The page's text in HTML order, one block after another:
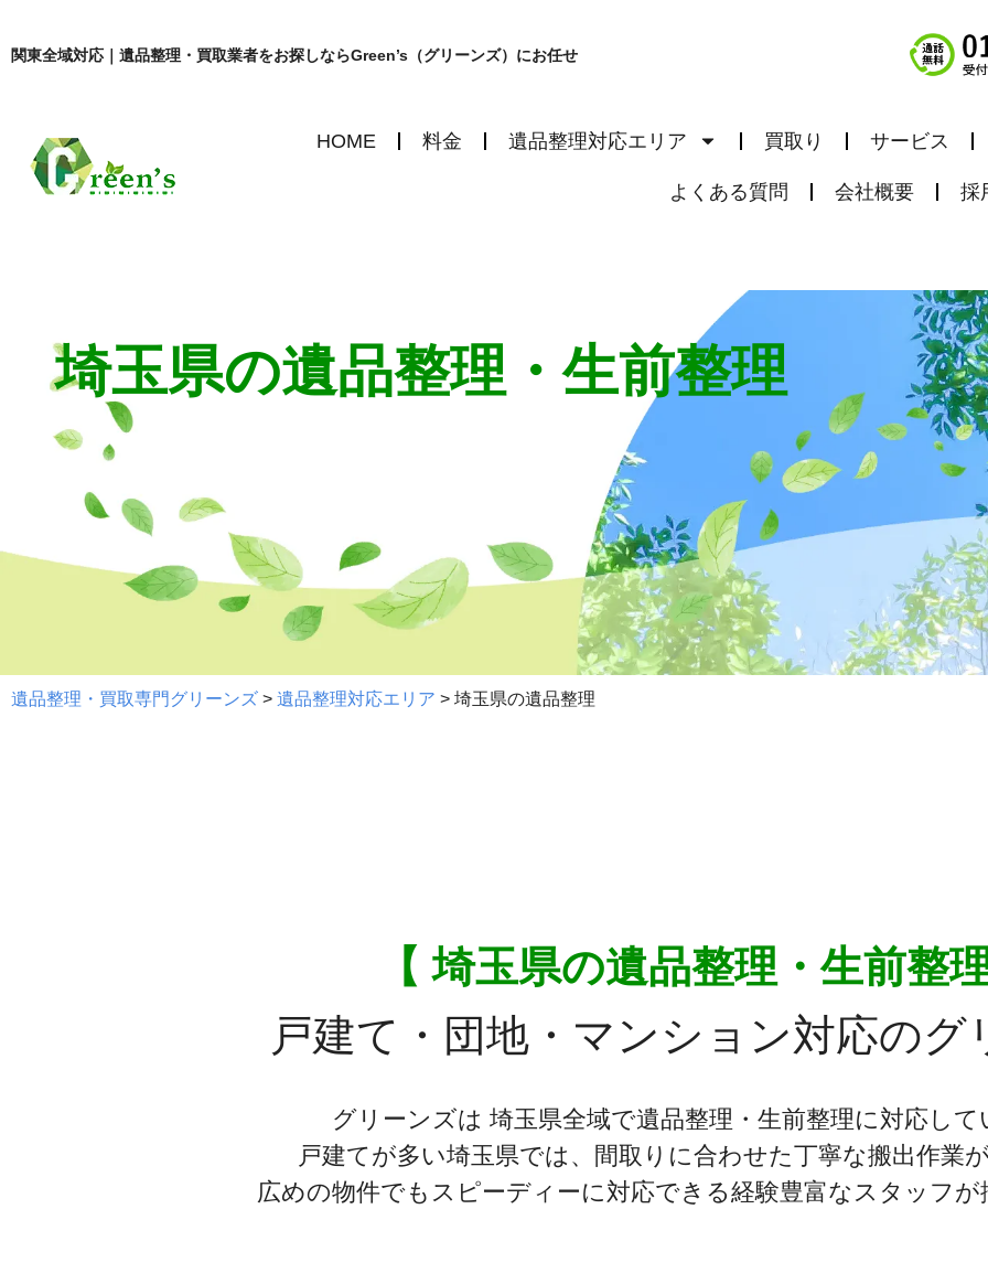
関東全域対応｜遺品整理・買取業者をお探しならGreen’s（グリーンズ）にお任せ
HOME 料金 遺品整理対応エリア 買取り サービス
よくある質問 会社概要 採
埼玉県の遺品整理・生前整理
遺品整理・買取専門グリーンズ > 遺品整理対応エリア > 埼玉県の遺品整理
【 埼玉県の遺品整理・生前整
戸建て・団地・マンション対応のグ
グリーンズは 埼玉県全域で遺品整理・生前整理に対応して
戸建てが多い埼玉県では、間取りに合わせた丁寧な搬出作業
広めの物件でもスピーディーに対応できる経験豊富なスタッフ